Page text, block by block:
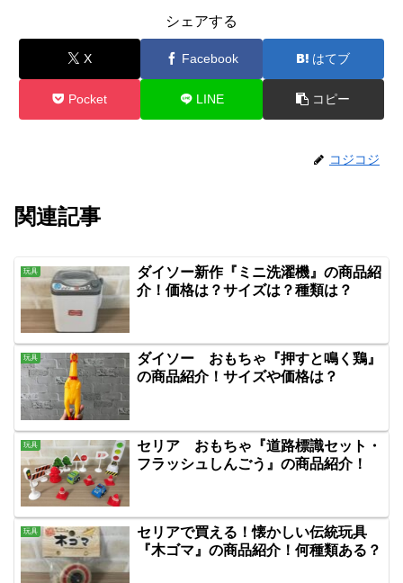
シェアする
X Facebook はてブ
Pocket LINE コピー
コジコジ
関連記事
玩具
ダイソー新作『ミニ洗濯機』の商品紹
介！価格は？サイズは？種類は？
玩具
ダイソー おもちゃ『押すと鳴く鶏』
の商品紹介！サイズや価格は？
玩具
セリア おもちゃ『道路標識セット・
フラッシュしんごう』の商品紹介！
玩具
セリアで買える！懐かしい伝統玩具
『木ゴマ』の商品紹介！何種類ある？